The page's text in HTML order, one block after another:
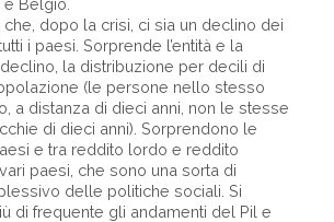
e Belgio.
dopo la crisi, ci sia un declino dei
i paesi. Sorprende l’entità e la
la distribuzione per decili di
(le persone nello stesso
a distanza di dieci anni, non le stesse
di dieci anni). Sorprendono le
e tra reddito lordo e reddito
paesi, che sono una sorta di
delle politiche sociali. Si
di frequente gli andamenti del Pil e